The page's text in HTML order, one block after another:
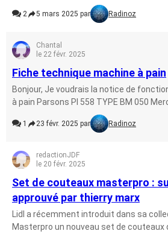
2 5 mars 2025 par Radinoz
Chantal
le 22 févr. 2025
Fiche technique machine à pain
Bonjour, Je voudrais la notice de
à pain Parsons PI 558 TYPE BM 050
1 23 févr. 2025 par Radinoz
redactionJDF
le 20 févr. 2025
Set de couteaux masterpro :
approuvé par thierry marx
Lidl a récemment introduit dans sa
Masterpro un nouveau set de couteaux